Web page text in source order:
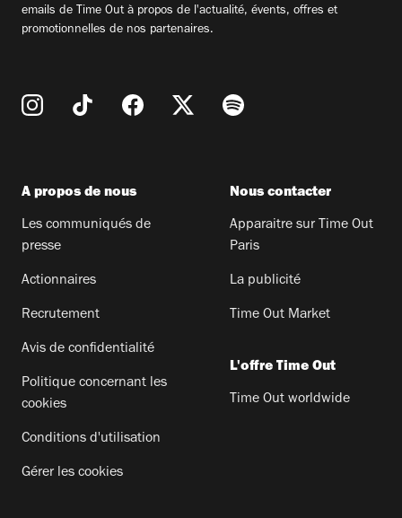
emails de Time Out à propos de l'actualité, évents, offres et
promotionnelles de nos partenaires.
A propos de nous
Les communiqués de
presse
Actionnaires
Recrutement
Avis de confidentialité
Politique concernant les
cookies
Conditions d'utilisation
Gérer les cookies
Nous contacter
Apparaitre sur Time Out
Paris
La publicité
Time Out Market
L'offre Time Out
Time Out worldwide